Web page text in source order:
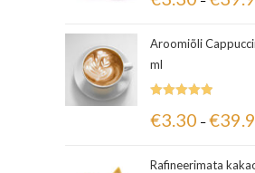
5.00/ 5
Aroomiõli
ml
5.00/ 5
€3.30 –€
Rafineerimata